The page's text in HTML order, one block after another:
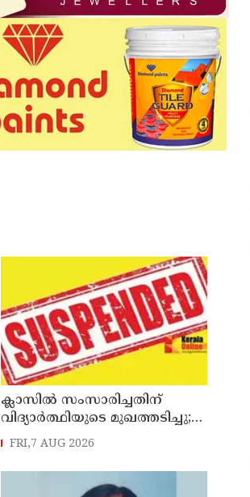
ക്ലാസിൽ സംസാരിച്ചതിന്
വിദ്യാര്‍ത്ഥിയുടെ മുഖത്തടിച്ചു;
അധ്യാപകന് സസ്പെൻഷൻ
FRI,7 AUG 2026